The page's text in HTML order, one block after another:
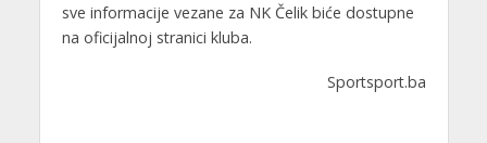
sve informacije vezane za NK Čelik biće dostupne
na oficijalnoj stranici kluba.
Sportsport.ba